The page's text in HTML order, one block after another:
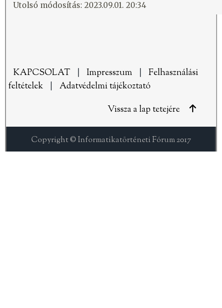
Utolsó módosítás: 2023.09.01. 20:34
KAPCSOLAT Impresszum
Felhasználási
feltételek
Adatvédelmi tájékoztató
Vissza a lap tetejére
Copyright © Informatikatörténeti Fórum 2017